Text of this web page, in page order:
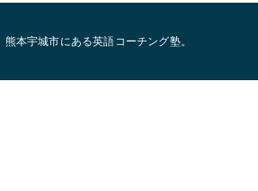
本宇城市にある英語コーチング塾。